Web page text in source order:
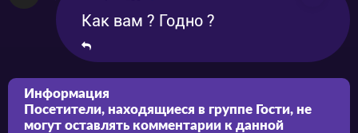
Как вам ? Годно ?
Информация
Посетители, находящиеся в группе Гости, не
могут оставлять комментарии к данной